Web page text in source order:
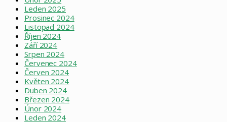
Leden 2025
Prosinec 2024
Listopad 2024
Říjen 2024
Září 2024
Srpen 2024
Červenec 2024
Červen 2024
Květen 2024
Duben 2024
Březen 2024
Únor 2024
Leden 2024